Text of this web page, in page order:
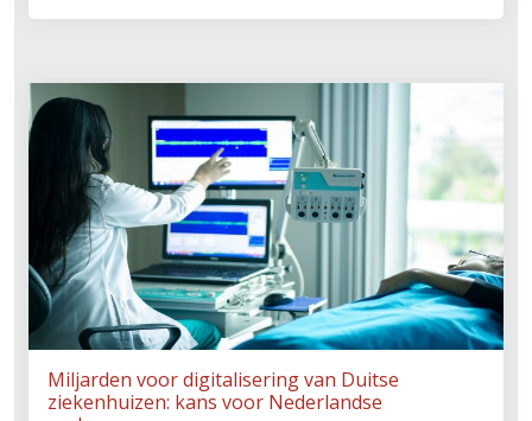
Miljarden voor digitalisering van Duitse
ziekenhuizen: kans voor Nederlandse